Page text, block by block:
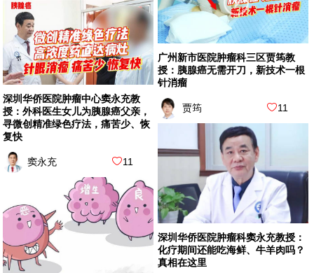
广州新市医院肿瘤科三区贾筠教
授：胰腺癌无需开刀，新技术一根
针消瘤
贾筠 11
深圳华侨医院肿瘤中心窦永充教
授：外科医生女儿为胰腺癌父亲，
寻微创精准绿色疗法，痛苦少、恢
复快
窦永充 11
深圳华侨医院肿瘤科窦永充教授：
化疗期间还能吃海鲜、牛羊肉吗？
真相在这里